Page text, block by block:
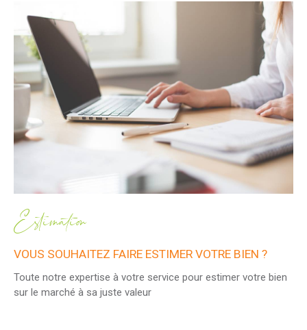
Estimation
VOUS SOUHAITEZ FAIRE ESTIMER VOTRE BIEN ?
Toute notre expertise à votre service pour estimer votre bien
sur le marché à sa juste valeur